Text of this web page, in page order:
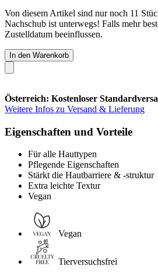
Von diesem Artikel sind nur noch 11
Nachschub ist unterwegs! Falls mehr
Zustelldatum beeinflussen.
In den Warenkorb
Österreich: Kostenloser
Weitere Infos zu Versand & Lieferung
Eigenschaften und Vorteile
Für alle Hauttypen
Pflegende Eigenschaften
Stärkt die Hautbarriere & -struktur
Extra leichte Textur
Vegan
Vegan
Tierversuchsfrei